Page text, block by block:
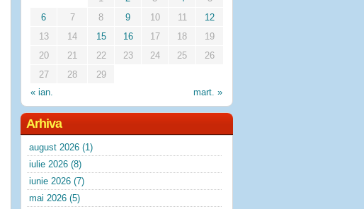
« ian. mart. »
6
7 8 9 10 11
12
13
14 15 16 17 18
19
20
21 22 23 24 25
26
27
28 29
Arhiva
august 2026 (1)
iulie 2026 (8)
iunie 2026 (7)
mai 2026 (5)